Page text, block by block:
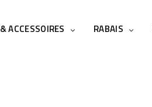
ACCESSOIRES RABAIS